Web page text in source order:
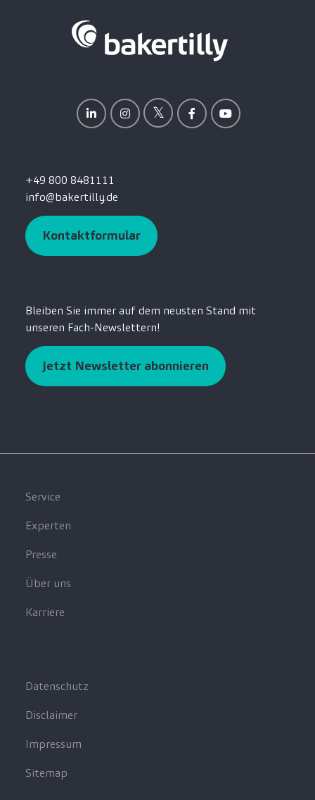
+49 800 8481111
info@bakertilly.de
Kontaktformular
Bleiben Sie immer auf dem neusten Stand mit
unseren Fach-Newslettern!
Jetzt Newsletter abonnieren
Service
Experten
Presse
Über uns
Karriere
Datenschutz
Disclaimer
Impressum
Sitemap